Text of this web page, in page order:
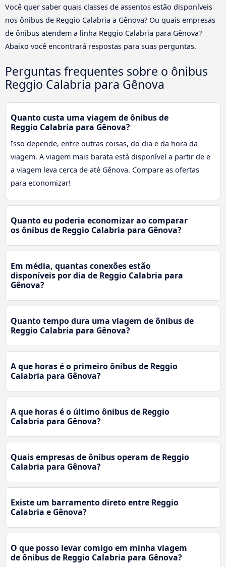
Você quer saber quais classes de assentos estão disponíveis
nos ônibus de Reggio Calabria a Gênova? Ou quais empresas
de ônibus atendem a linha Reggio Calabria para Gênova?
Abaixo você encontrará respostas para suas perguntas.
Perguntas frequentes sobre o ônibus
Reggio Calabria para Gênova
Quanto custa uma viagem de ônibus de
Reggio Calabria para Gênova?
Isso depende, entre outras coisas, do dia e da hora da
viagem. A viagem mais barata está disponível a partir de e
a viagem leva cerca de até Gênova. Compare as ofertas
para economizar!
Quanto eu poderia economizar ao comparar
os ônibus de Reggio Calabria para Gênova?
Em média, quantas conexões estão
disponíveis por dia de Reggio Calabria para
Gênova?
Quanto tempo dura uma viagem de ônibus de
Reggio Calabria para Gênova?
A que horas é o primeiro ônibus de Reggio
Calabria para Gênova?
A que horas é o último ônibus de Reggio
Calabria para Gênova?
Quais empresas de ônibus operam de Reggio
Calabria para Gênova?
Existe um barramento direto entre Reggio
Calabria e Gênova?
O que posso levar comigo em minha viagem
de ônibus de Reggio Calabria para Gênova?